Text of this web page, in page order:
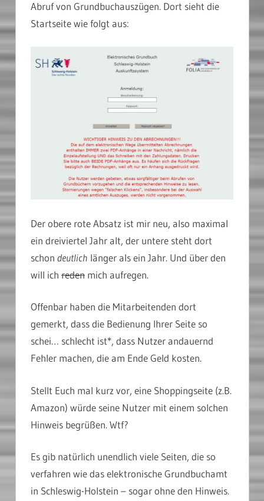
Abruf von Grundbuchauszügen. Dort sieht die
Startseite wie folgt aus:
Der obere rote Absatz ist mir neu, also maximal
ein dreiviertel Jahr alt, der untere steht dort
schon deutlich länger als ein Jahr. Und über den
will ich reden mich aufregen.
Offenbar haben die Mitarbeitenden dort
gemerkt, dass die Bedienung Ihrer Seite so
schei… schlecht ist*, dass Nutzer andauernd
Fehler machen, die am Ende Geld kosten.
Stellt Euch mal kurz vor, eine Shoppingseite (z.B.
Amazon) würde seine Nutzer mit einem solchen
Hinweis begrüßen. Wtf?
Es gib natürlich unendlich viele Seiten, die so
verfahren wie das elektronische Grundbuchamt
in Schleswig-Holstein – sogar ohne den Hinweis.